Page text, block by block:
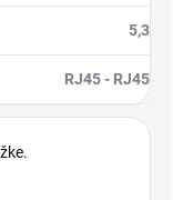
5,3
RJ45 - RJ45